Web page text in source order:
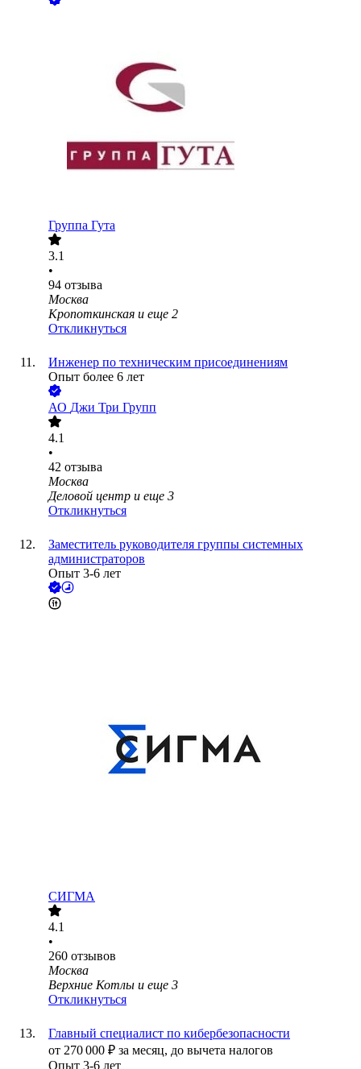
Группа Гута
3.1
•
94 отзыва
Москва
Кропоткинская и еще 2
Откликнуться
Инженер по техническим присоединениям
Опыт более 6 лет
АО Джи Три Групп
4.1
•
42 отзыва
Москва
Деловой центр и еще 3
Откликнуться
Заместитель руководителя группы системных
администраторов
Опыт 3-6 лет
СИГМА
4.1
•
260 отзывов
Москва
Верхние Котлы и еще 3
Откликнуться
Главный специалист по кибербезопасности
от 270 000 ₽ за месяц, до вычета налогов
Опыт 3-6 лет